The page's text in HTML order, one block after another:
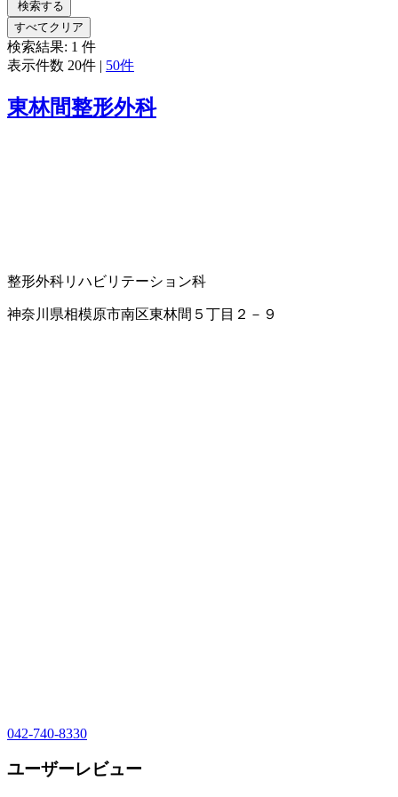
検索する
すべてクリア
検索結果: 1 件
表示件数 20件 | 50件
東林間整形外科
整形外科リハビリテーション科
神奈川県相模原市南区東林間５丁目２－９
042-740-8330
ユーザーレビュー